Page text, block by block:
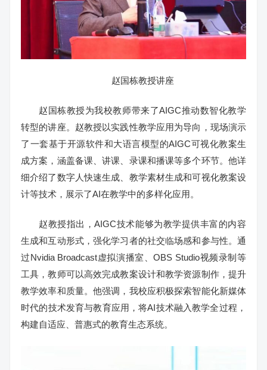
赵国栋教授讲座
赵国栋教授为我校教师带来了AIGC推动数智化教学
转型的讲座。赵教授以实践性教学应用为导向，现场演示
了一套基于开源软件和大语言模型的AIGC可视化教案生
成方案，涵盖备课、讲课、录课和播课等多个环节。他详
细介绍了数字人快速生成、教学素材生成和可视化教案设
计等技术，展示了AI在教学中的多样化应用。
赵教授指出，AIGC技术能够为教学提供丰富的内容
生成和互动形式，强化学习者的社交临场感和参与性。通
过Nvidia Broadcast虚拟演播室、OBS Studio视频录制等
工具，教师可以高效完成教案设计和教学资源制作，提升
教学效率和质量。他强调，我校应积极探索智能化新媒体
时代的技术发育与教育应用，将AI技术融入教学全过程，
构建自适应、普惠式的教育生态系统。